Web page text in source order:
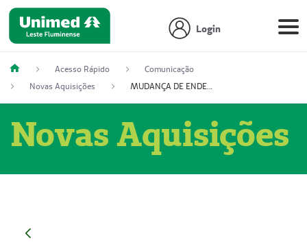
Login
Acesso Rápido
Comunicação
Novas Aquisições
MUDANÇA DE ENDEREÇO - DIAGITAB SERVIÇOS MÉDICOS LTDA (54003267-5)
Novas Aquisições